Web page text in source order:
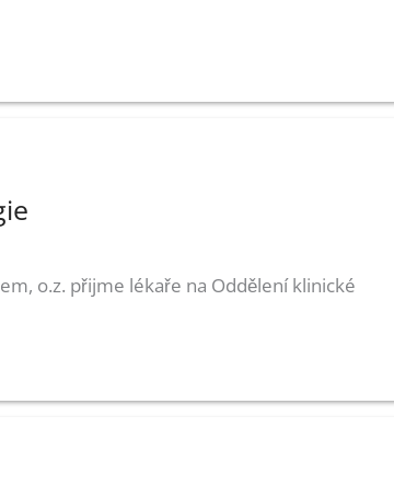
o.z. přijme lékaře na Oddělení klinické